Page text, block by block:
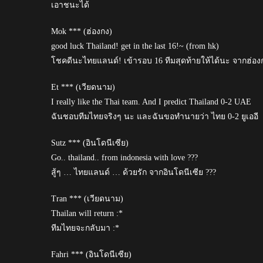
เอาชนะได้
Mok *** (ฮ่องกง)
good luck Thailand! get in the last 16!~ (from hk)
โชคดีนะไทยแลนด์! เข้ารอบ 16 ทีมสุดท้ายให้ได้นะ จากฮ่อง
Et *** (เวียดนาม)
I really like the Thai team. And I predict Thailand 0-2 UAE
ฉันชอบทีมไทยจริงๆ นะ และฉันขอทำนายว่า ไทย 0-2 ยูเออี
Sutz *** (อินโดนีเซีย)
Go.. thailand.. from indonesia with love ???
สู้ๆ … ไทยแลนด์ … ด้วยรัก จากอินโดนีเซีย ???
Tran *** (เวียดนาม)
Thailan will return :*
ทีมไทยจะกลับมา :*
Fahri *** (อินโดนีเซีย)